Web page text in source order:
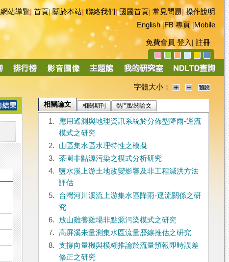
網站導覽|首頁|關於本站 聯絡我們|國圖首頁 常見問題|操作說明
English|FB 專頁|Mobile
免費會員 登入 註冊
字體大小：
相關論文 相關期刊 熱門點閱論文
1.
應用遙測與地理資訊系統於分佈型降雨-逕流
模式之研究
2.
山區集水區水理特性之模擬
3.
茶園非點源污染之模式分析研究
4.
鹽水溪上游土地改變影響及非工程減洪方法
評估
5.
台灣河川溪流上游集水區降雨-逕流關係之研
究
6.
放山雞養雞場非點源污染模式之研究
7.
高屏溪未量測集水區流量歷線推估之研究
8.
支撐向量機與模糊推論於流量預報即時誤差
修正之研究